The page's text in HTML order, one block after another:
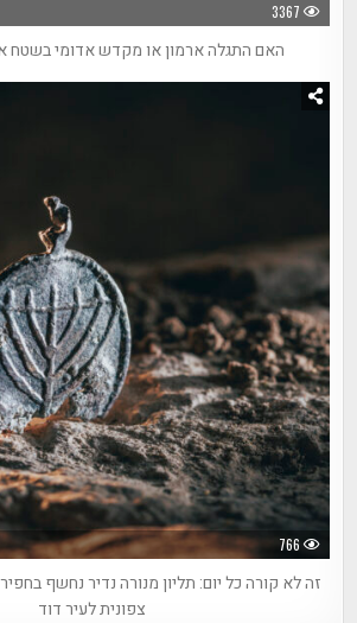
3367
האם התגלה ארמון או מקדש אדומי בשטח
766
זה לא קורה כל יום: תליון מנורה נדיר נחשף
צפונית לעיר דוד